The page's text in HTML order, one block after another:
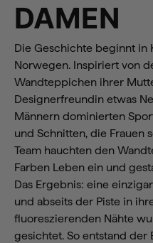
DAMEN
Die Geschichte beginnt in
Norwegen. Inspiriert von
Wandteppichen ihrer
Designerfreundin etwas
Männern dominierten
und Schnitten, die Frauen
Team hauchten den
Farben Leben ein und
Das Ergebnis: eine
und abseits der Piste in
fluoreszierenden Nähte
gesichtet. So entstand der